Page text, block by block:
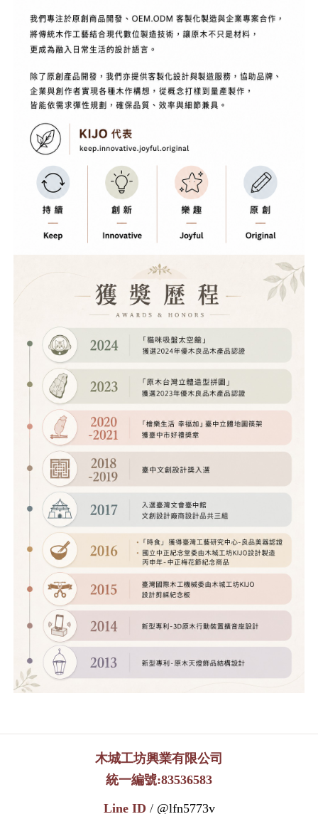
木城工坊興業有限公司
統一編號:83536583
Line ID / @lfn5773v